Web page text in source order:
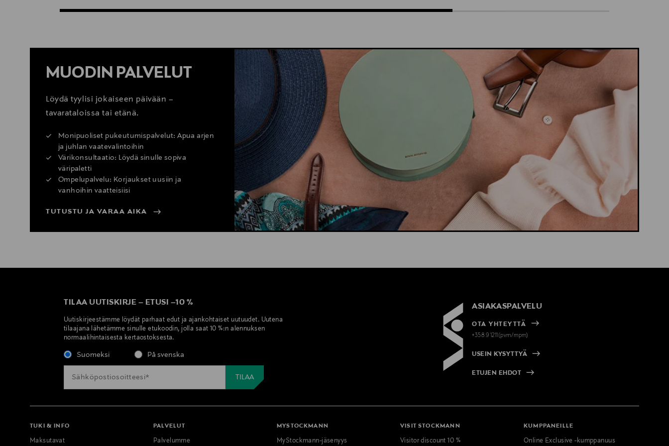
MUODIN PALVELUT
Löydä tyylisi jokaiseen päivään –
tavarataloissa tai etänä.
Monipuoliset pukeutumispalvelut: Apua arjen
ja juhlan vaatevalintoihin
Värikonsultaatio: Löydä sinulle sopiva
väripaletti
Ompelupalvelu: Korjaukset uusiin ja
vanhoihin vaatteisiisi
TUTUSTU JA VARAA AIKA
TILAA UUTISKIRJE – ETUSI –10 %
Uutiskirjeestämme löydät parhaat edut ja ajankohtaiset uutuudet. Uutena
tilaajana lähetämme sinulle etukoodin, jolla saat 10 %:n alennuksen
normaalihintaisesta kertaostoksesta.
Suomeksi På svenska
ASIAKASPALVELU
OTA YHTEYTTÄ
+358 9 1211(pvm/mpm)
USEIN KYSYTTYÄ
ETUJEN EHDOT
TUKI & INFO
Maksutavat
PALVELUT
Palvelumme
MYSTOCKMANN
MyStockmann-jäsenyys
VISIT STOCKMANN
Visitor discount 10 %
KUMPPANEILLE
Online Exclusive -kumppanuus